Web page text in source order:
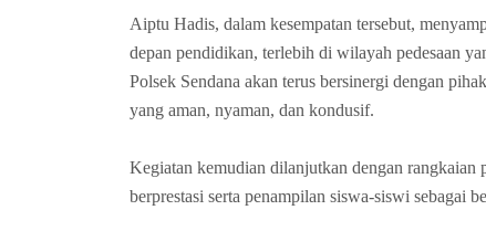
Aiptu Hadis, dalam kesempatan tersebut,
depan pendidikan, terlebih di wilayah pedesaan
Polsek Sendana akan terus bersinergi dengan
yang aman, nyaman, dan kondusif.
Kegiatan kemudian dilanjutkan dengan rangkaian
berprestasi serta penampilan siswa-siswi sebagai